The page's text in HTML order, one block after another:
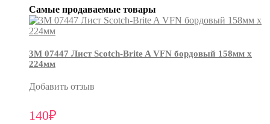
Самые продаваемые товары
3М 07447 Лист Scotch-Brite A VFN бордовый 158мм х
224мм
Добавить отзыв
140₽